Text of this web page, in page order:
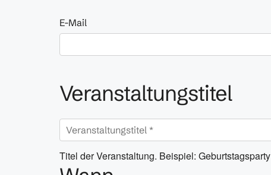
E-Mail
Veranstaltungstitel
Titel der Veranstaltung. Beispiel: Geburtstagsparty